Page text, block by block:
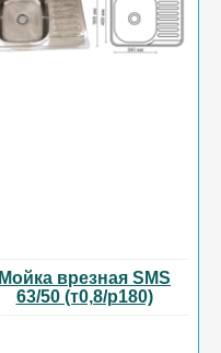
Мойка врезная SMS
63/50 (т0,8/р180)